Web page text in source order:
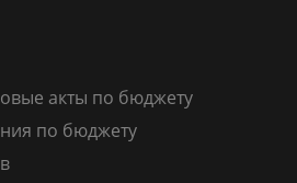
акты по бюджету
по бюджету